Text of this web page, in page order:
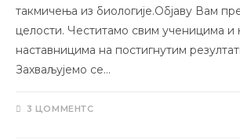
такмичења из биологије.Објаву Вам
целости. Честитамо свим ученицима и
наставницима на постигнутим
Захваљујемо се…
3 ЦОММЕНТС